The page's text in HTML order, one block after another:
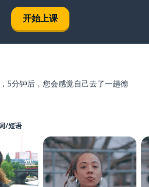
开始上课
5分钟后，您会感觉自己去了一趟德
/短语